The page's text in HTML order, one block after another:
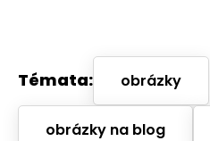
Témata: obrázky
obrázky na blog